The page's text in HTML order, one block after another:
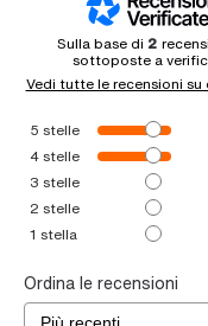
Sulla base di 2
sottoposte a
Vedi tutte le recensioni
5 stelle
4stelle
3 stelle
2 stelle
1 stella
Ordina le recensioni